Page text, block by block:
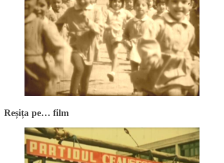
Reșița pe… film